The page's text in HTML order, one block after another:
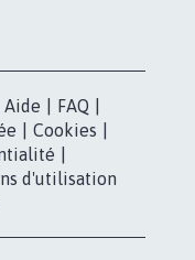
Aide FAQ
Cookies
d'utilisation